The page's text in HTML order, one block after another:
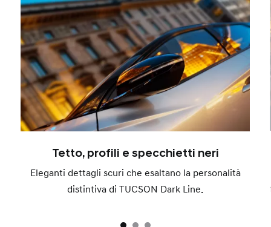
Tetto, profili e specchietti neri
Eleganti dettagli scuri che esaltano la personalità
distintiva di TUCSON Dark Line.